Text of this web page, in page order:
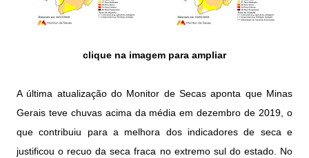
clique na imagem para ampliar
A última atualização do Monitor de Secas aponta que Minas
Gerais teve chuvas acima da média em dezembro de 2019, o
que contribuiu para a melhora dos indicadores de seca e
justificou o recuo da seca fraca no extremo sul do estado. No